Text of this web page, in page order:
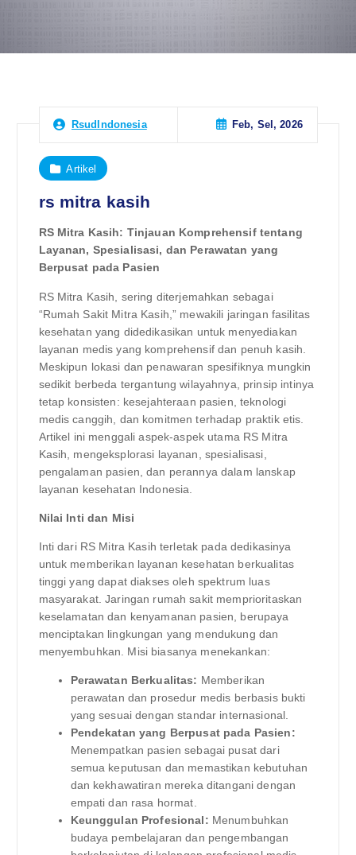
RsudIndonesia Feb, Sel, 2026
Artikel
rs mitra kasih
RS Mitra Kasih: Tinjauan Komprehensif tentang
Layanan, Spesialisasi, dan Perawatan yang
Berpusat pada Pasien
RS Mitra Kasih, sering diterjemahkan sebagai
“Rumah Sakit Mitra Kasih,” mewakili jaringan fasilitas
kesehatan yang didedikasikan untuk menyediakan
layanan medis yang komprehensif dan penuh kasih.
Meskipun lokasi dan penawaran spesifiknya mungkin
sedikit berbeda tergantung wilayahnya, prinsip intinya
tetap konsisten: kesejahteraan pasien, teknologi
medis canggih, dan komitmen terhadap praktik etis.
Artikel ini menggali aspek-aspek utama RS Mitra
Kasih, mengeksplorasi layanan, spesialisasi,
pengalaman pasien, dan perannya dalam lanskap
layanan kesehatan Indonesia.
Nilai Inti dan Misi
Inti dari RS Mitra Kasih terletak pada dedikasinya
untuk memberikan layanan kesehatan berkualitas
tinggi yang dapat diakses oleh spektrum luas
masyarakat. Jaringan rumah sakit memprioritaskan
keselamatan dan kenyamanan pasien, berupaya
menciptakan lingkungan yang mendukung dan
menyembuhkan. Misi biasanya menekankan:
Perawatan Berkualitas: Memberikan
perawatan dan prosedur medis berbasis bukti
yang sesuai dengan standar internasional.
Pendekatan yang Berpusat pada Pasien:
Menempatkan pasien sebagai pusat dari
semua keputusan dan memastikan kebutuhan
dan kekhawatiran mereka ditangani dengan
empati dan rasa hormat.
Keunggulan Profesional: Menumbuhkan
budaya pembelajaran dan pengembangan